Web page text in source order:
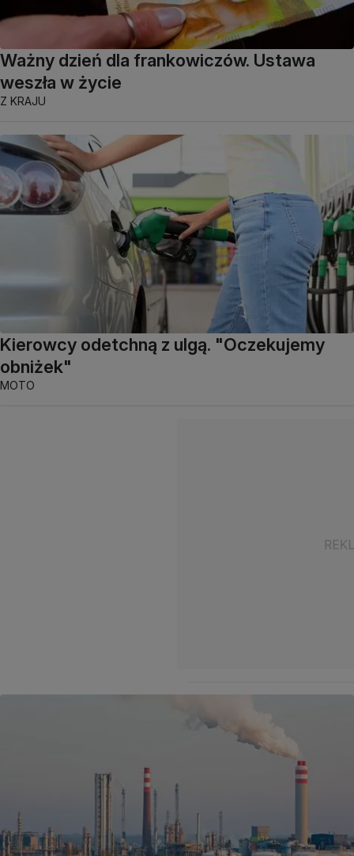
Ważny dzień dla frankowiczów. Ustawa
weszła w życie
Z KRAJU
Kierowcy odetchną z ulgą. "Oczekujemy
obniżek"
MOTO